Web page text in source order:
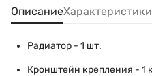
ОписаниеХарактеристики
Радиатор - 1 шт.
Кронштейн крепления - 1